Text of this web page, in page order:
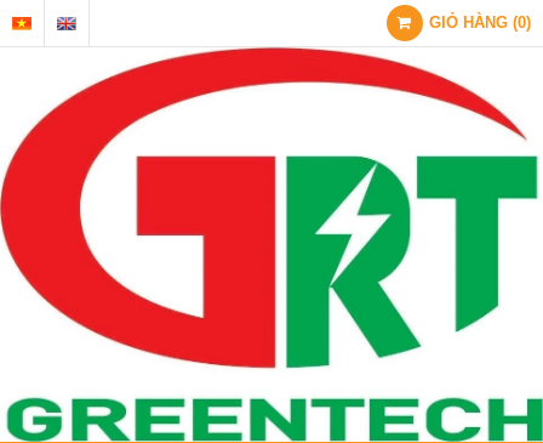
GIỎ HÀNG (0)